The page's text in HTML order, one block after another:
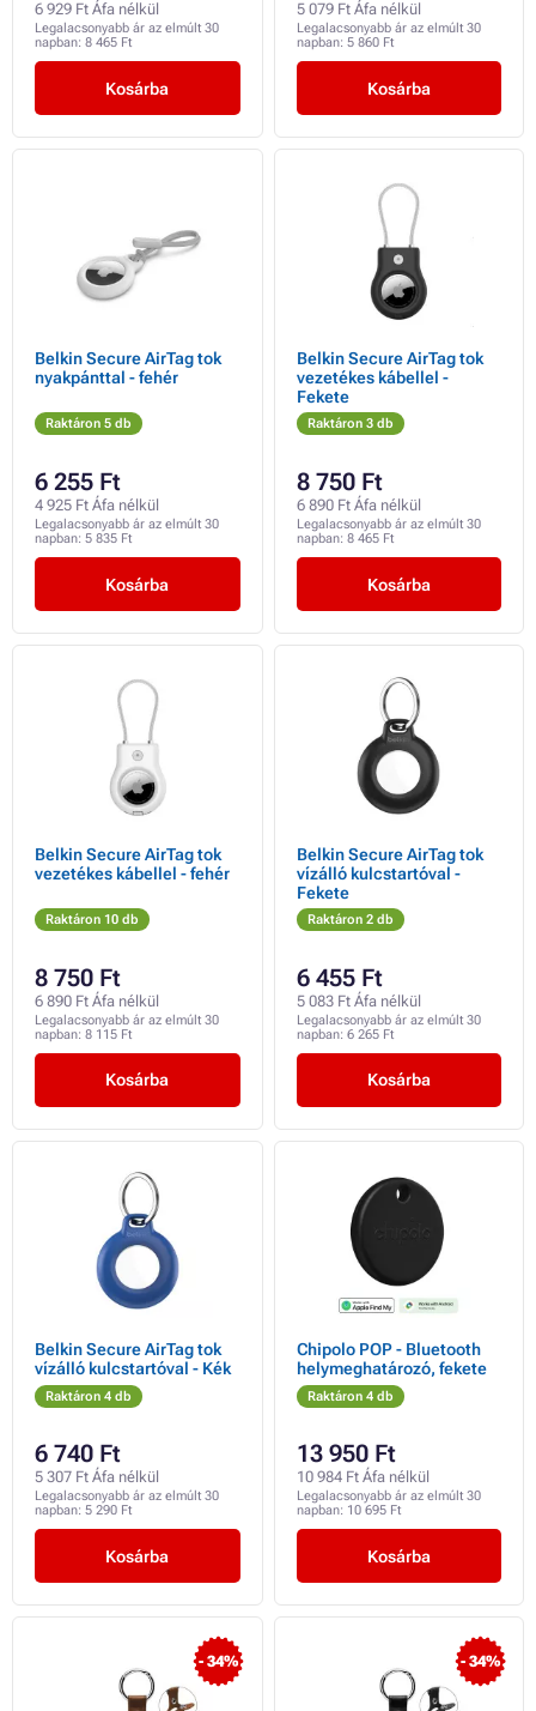
6 929 Ft Áfa nélkül
Legalacsonyabb ár az elmúlt 30
napban: 8 465 Ft
Kosárba
5 079 Ft Áfa nélkül
Legalacsonyabb ár az elmúlt 30
napban: 5 860 Ft
Kosárba
Belkin Secure AirTag tok
nyakpánttal - fehér
Raktáron 5 db
6 255 Ft
4 925 Ft Áfa nélkül
Legalacsonyabb ár az elmúlt 30
napban: 5 835 Ft
Kosárba
Belkin Secure AirTag tok
vezetékes kábellel -
Fekete
Raktáron 3 db
8 750 Ft
6 890 Ft Áfa nélkül
Legalacsonyabb ár az elmúlt 30
napban: 8 465 Ft
Kosárba
Belkin Secure AirTag tok
vezetékes kábellel - fehér
Raktáron 10 db
8 750 Ft
6 890 Ft Áfa nélkül
Legalacsonyabb ár az elmúlt 30
napban: 8 115 Ft
Kosárba
Belkin Secure AirTag tok
vízálló kulcstartóval -
Fekete
Raktáron 2 db
6 455 Ft
5 083 Ft Áfa nélkül
Legalacsonyabb ár az elmúlt 30
napban: 6 265 Ft
Kosárba
Belkin Secure AirTag tok
vízálló kulcstartóval - Kék
Raktáron 4 db
6 740 Ft
5 307 Ft Áfa nélkül
Legalacsonyabb ár az elmúlt 30
napban: 5 290 Ft
Kosárba
Chipolo POP - Bluetooth
helymeghatározó, fekete
Raktáron 4 db
13 950 Ft
10 984 Ft Áfa nélkül
Legalacsonyabb ár az elmúlt 30
napban: 10 695 Ft
Kosárba
- 34% - 34%